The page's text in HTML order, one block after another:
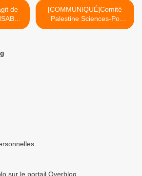
en
[COMMUNIQUÉ]Comité
Palestine Sciences-Po
Strasbourg >
sur le portail Overblog